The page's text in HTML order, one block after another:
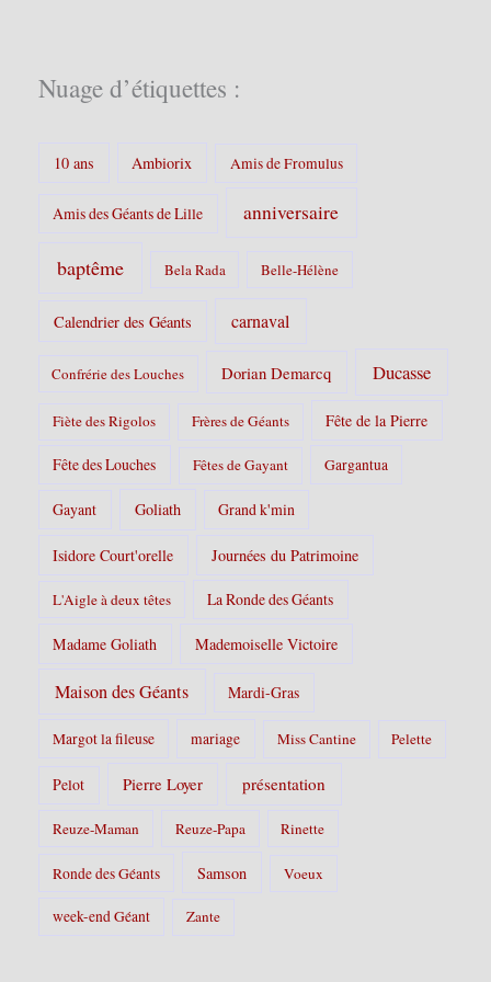
Nuage d’étiquettes :
10 ans Ambiorix Amis de Fromulus
Amis des Géants de Lille anniversaire
baptême Bela Rada Belle-Hélène
Calendrier des Géants carnaval
Confrérie des Louches Dorian Demarcq Ducasse
Fiète des Rigolos Frères de Géants Fête de la Pierre
Fête des Louches Fêtes de Gayant Gargantua
Gayant Goliath Grand k'min
Isidore Court'orelle Journées du Patrimoine
L'Aigle à deux têtes La Ronde des Géants
Madame Goliath Mademoiselle Victoire
Maison des Géants Mardi-Gras
Margot la fileuse mariage Miss Cantine Pelette
Pelot Pierre Loyer présentation
Reuze-Maman Reuze-Papa Rinette
Ronde des Géants Samson Voeux
week-end Géant Zante